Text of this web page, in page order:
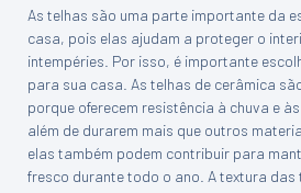
As telhas são uma parte importante da
casa, pois elas ajudam a proteger o
intempéries. Por isso, é importante
para sua casa. As telhas de cerâmica
porque oferecem resistência à chuva e
além de durarem mais que outros
elas também podem contribuir para
fresco durante todo o ano. A textura